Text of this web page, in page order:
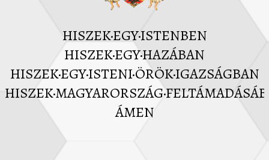
HISZEK·EGY·ISTENBEN
HISZEK·EGY·HAZÁBAN
HISZEK·EGY·ISTENI·ÖRÖK·IGAZSÁGBAN
ÁMEN